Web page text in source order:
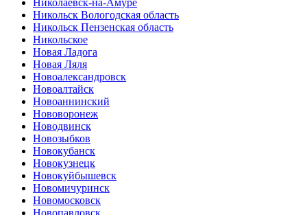
Николаевск-на-Амуре
Никольск Вологодская область
Никольск Пензенская область
Никольское
Новая Ладога
Новая Ляля
Новоалександровск
Новоалтайск
Новоаннинский
Нововоронеж
Новодвинск
Новозыбков
Новокубанск
Новокузнецк
Новокуйбышевск
Новомичуринск
Новомосковск